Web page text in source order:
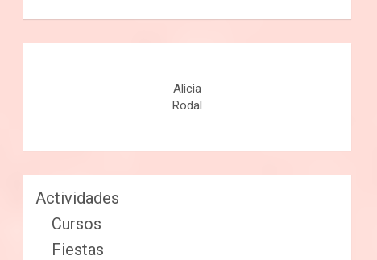
Alicia
Rodal
Actividades
Cursos
Fiestas